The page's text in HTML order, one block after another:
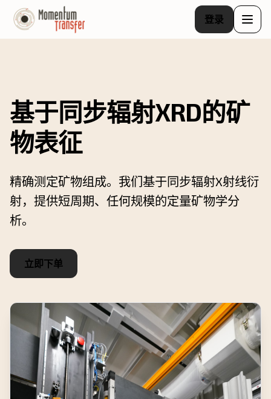
登录
基于同步辐射XRD的矿
物表征
精确测定矿物组成。我们基于同步辐射X射线衍
射，提供短周期、任何规模的定量矿物学分
析。
立即下单